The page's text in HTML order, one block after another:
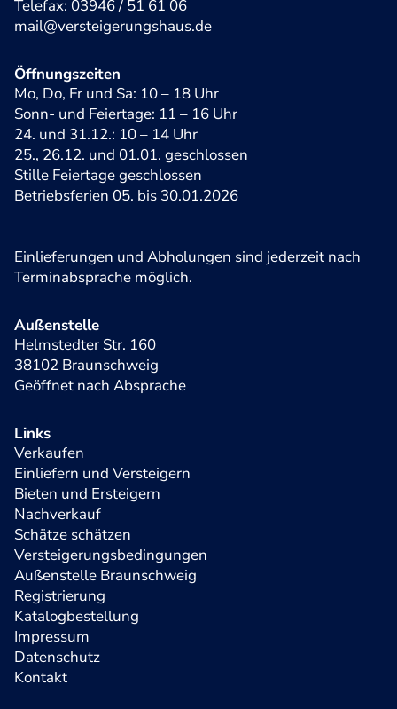
Telefax: 03946 / 51 61 06
mail@versteigerungshaus.de
Öffnungszeiten
Mo, Do, Fr und Sa: 10 – 18 Uhr
Sonn- und Feiertage: 11 – 16 Uhr
24. und 31.12.: 10 – 14 Uhr
25., 26.12. und 01.01. geschlossen
Stille Feiertage geschlossen
Betriebsferien 05. bis 30.01.2026
Einlieferungen und Abholungen sind jederzeit nach
Terminabsprache möglich.
Außenstelle
Helmstedter Str. 160
38102 Braunschweig
Geöffnet nach Absprache
Links
Verkaufen
Einliefern und Versteigern
Bieten und Ersteigern
Nachverkauf
Schätze schätzen
Versteigerungsbedingungen
Außenstelle Braunschweig
Registrierung
Katalogbestellung
Impressum
Datenschutz
Kontakt